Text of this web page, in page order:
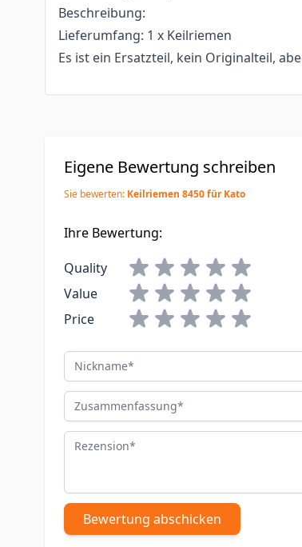
Beschreibung:
Lieferumfang: 1 x Keilriemen
Es ist ein Ersatzteil, kein Originalteil,
Eigene Bewertung schreiben
Sie bewerten: Keilriemen 8450 für Kato
Ihre Bewertung:
Quality
Value
Price
Nickname
Zusammenfassung
Rezension
Bewertung abschicken